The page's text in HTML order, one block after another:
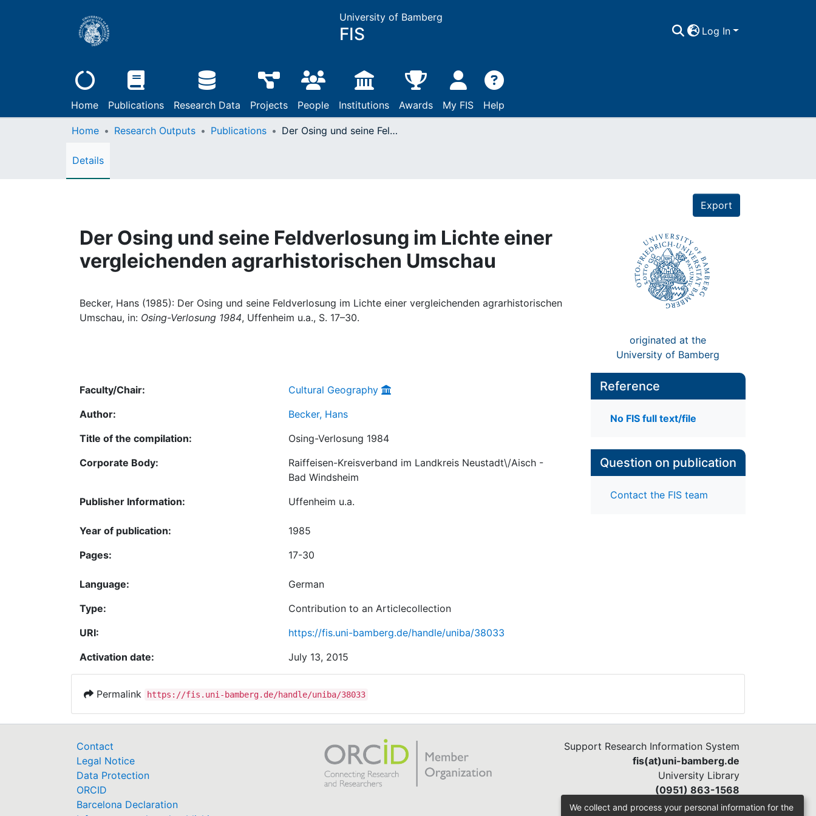
University of Bamberg
FIS Log In
Home Publications Research Data Projects People Institutions Awards My FIS Help
Home Research Outputs Publications Der Osing und seine Feldverlosung im Lichte einer vergleichenden agrarhistorischen Umschau
Details
Export
Der Osing und seine Feldverlosung im Lichte einer
vergleichenden agrarhistorischen Umschau
Becker, Hans (1985): Der Osing und seine Feldverlosung im Lichte einer vergleichenden agrarhistorischen
Umschau, in: Osing-Verlosung 1984, Uffenheim u.a., S. 17–30.
originated at the
University of Bamberg
Faculty/Chair:
Cultural Geography
Author:
Becker, Hans
Title of the compilation:
Osing-Verlosung 1984
Corporate Body:
Raiffeisen-Kreisverband im Landkreis Neustadt\/Aisch -
Bad Windsheim
Publisher Information:
Uffenheim u.a.
Year of publication:
1985
Pages:
17-30
Language:
German
Type:
Contribution to an Articlecollection
URI:
https://fis.uni-bamberg.de/handle/uniba/38033
Activation date:
July 13, 2015
Reference
No FIS full text/file
Question on publication
Contact the FIS team
Permalink https://fis.uni-bamberg.de/handle/uniba/38033
Contact
Legal Notice
Data Protection
ORCID
Barcelona Declaration
Support Research Information System
fis(at)uni-bamberg.de
University Library
(0951) 863-1568
We collect and process your personal information for the